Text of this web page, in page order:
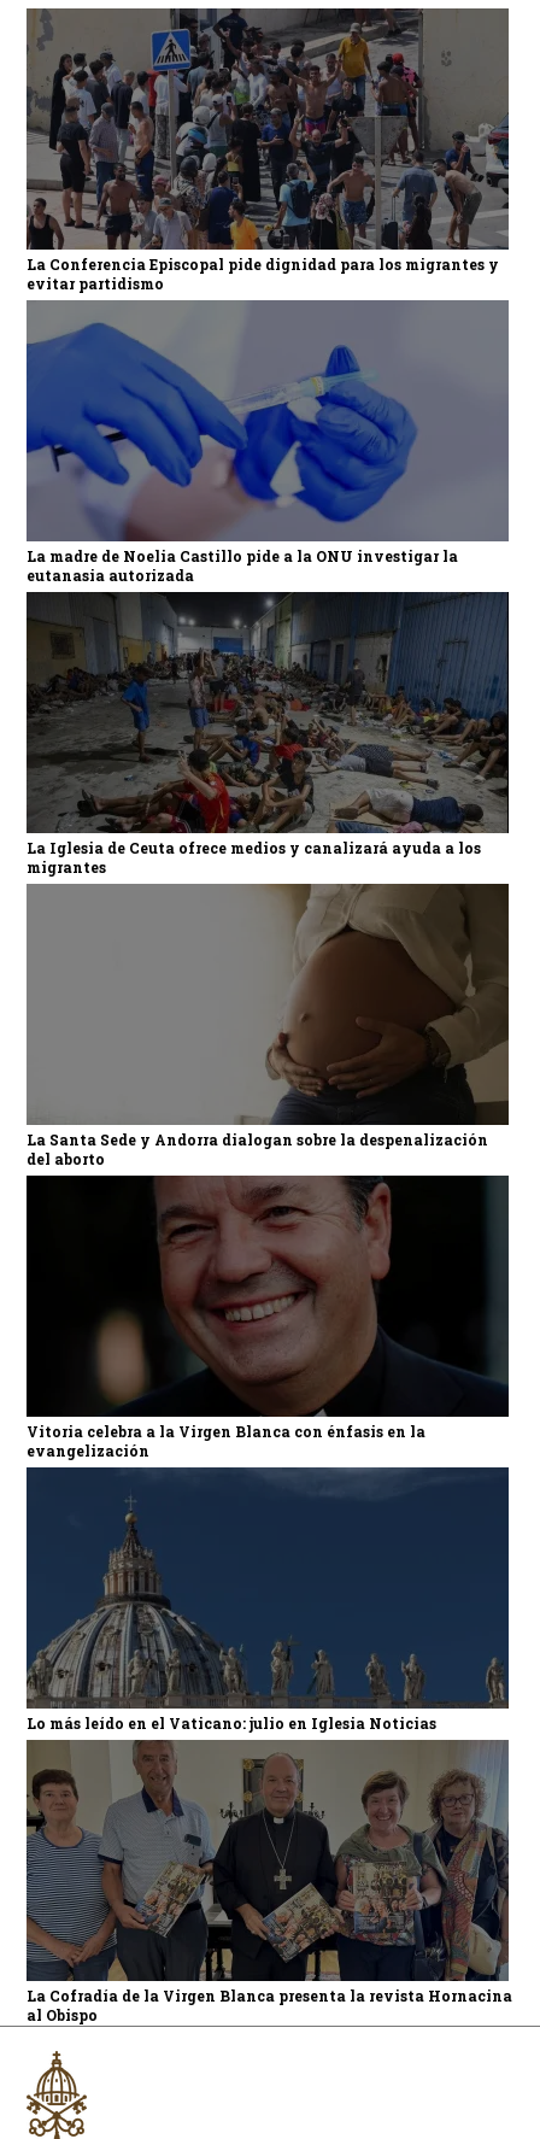
La Conferencia Episcopal pide dignidad para los migrantes y
evitar partidismo
La madre de Noelia Castillo pide a la ONU investigar la
eutanasia autorizada
La Iglesia de Ceuta ofrece medios y canalizará ayuda a los
migrantes
La Santa Sede y Andorra dialogan sobre la despenalización
del aborto
Vitoria celebra a la Virgen Blanca con énfasis en la
evangelización
Lo más leído en el Vaticano: julio en Iglesia Noticias
La Cofradía de la Virgen Blanca presenta la revista Hornacina
al Obispo